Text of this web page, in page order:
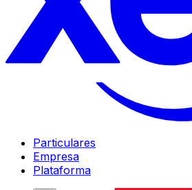
Particulares
Empresa
Plataforma